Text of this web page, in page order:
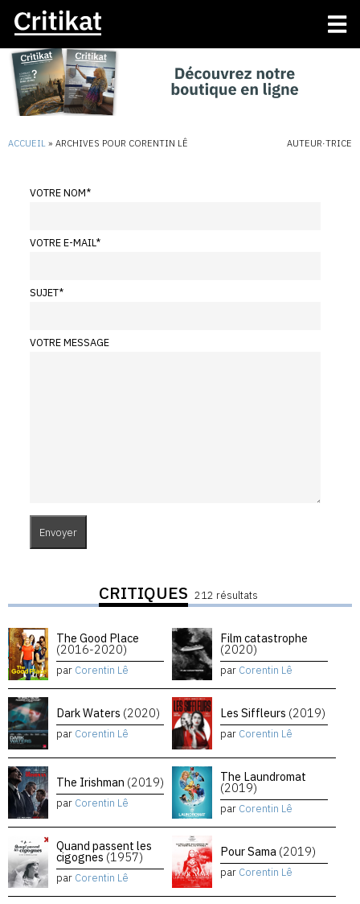
ACCUEIL » ARCHIVES POUR CORENTIN LÊ AUTEUR·TRICE
VOTRE NOM*
VOTRE E-MAIL*
SUJET*
VOTRE MESSAGE
CRITIQUES 212 résultats
The Good Place
(2016-2020)
par Corentin Lê
Film catastrophe
(2020)
par Corentin Lê
Dark Waters (2020)
par Corentin Lê
Les Siffleurs (2019)
par Corentin Lê
The Irishman (2019)
par Corentin Lê
The Laundromat
(2019)
par Corentin Lê
Quand passent les
cigognes (1957)
par Corentin Lê
Pour Sama (2019)
par Corentin Lê